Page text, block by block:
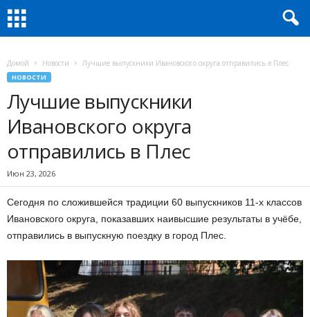
Домой Новости Лучшие выпускники Ивановского округа отправились в Плес
НОВОСТИ
Лучшие выпускники
Ивановского округа
отправились в Плес
Июн 23, 2026
Сегодня по сложившейся традиции 60 выпускников 11-х классов
Ивановского округа, показавших наивысшие результаты в учёбе,
отправились в выпускную поездку в город Плес.